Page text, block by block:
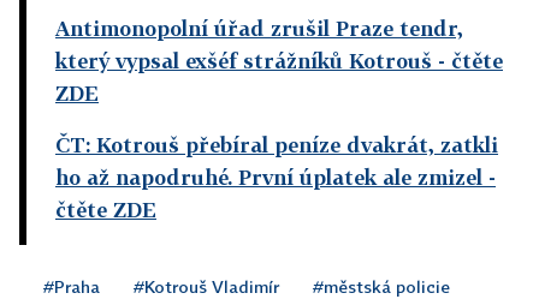
Antimonopolní úřad zrušil Praze tendr,
který vypsal exšéf strážníků Kotrouš - čtěte
ZDE
ČT: Kotrouš přebíral peníze dvakrát, zatkli
ho až napodruhé. První úplatek ale zmizel -
čtěte ZDE
#Praha #Kotrouš Vladimír #městská policie